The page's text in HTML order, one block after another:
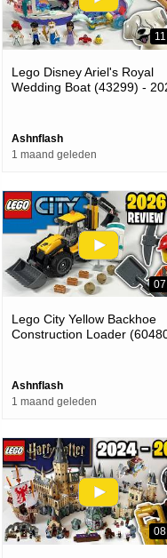
Lego Disney Ariel's Royal
Wedding Boat (43299) -
Ashnflash
1 maand geleden
Lego City Yellow Backhoe
Construction Loader
Ashnflash
1 maand geleden